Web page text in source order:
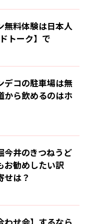
無料体験は日本人
トーク】で
デコの駐車場は無
から飲めるのはホ
今井のきつねうど
お勧めしたい訳
せは？